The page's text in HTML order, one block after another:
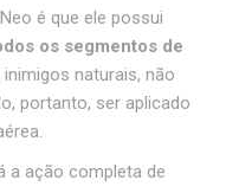
Neo é que ele possui
os segmentos de
naturais, não
portanto, ser aplicado
a ação completa de